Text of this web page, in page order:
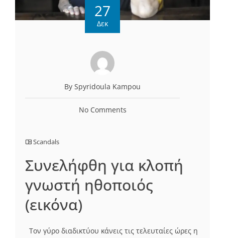
27
Δεκ
By Spyridoula Kampou
No Comments
Scandals
Συνελήφθη για κλοπή
γνωστή ηθοποιός
(εικόνα)
Τον γύρο διαδικτύου κάνεις τις τελευταίες ώρες η